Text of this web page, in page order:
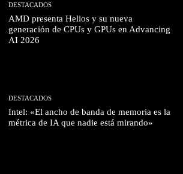
DESTACADOS
AMD presenta Helios y su nueva
generación de CPUs y GPUs en Advancing
AI 2026
DESTACADOS
Intel: «El ancho de banda de memoria es la
métrica de IA que nadie está mirando»